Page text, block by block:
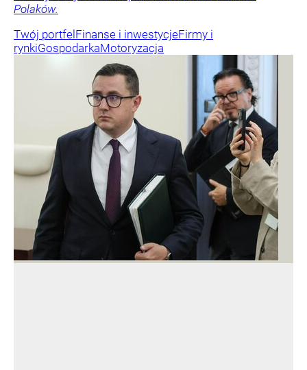
Polaków.
Twój portfel Finanse i inwestycjeFirmy i
rynkiGospodarkaMotoryzacja